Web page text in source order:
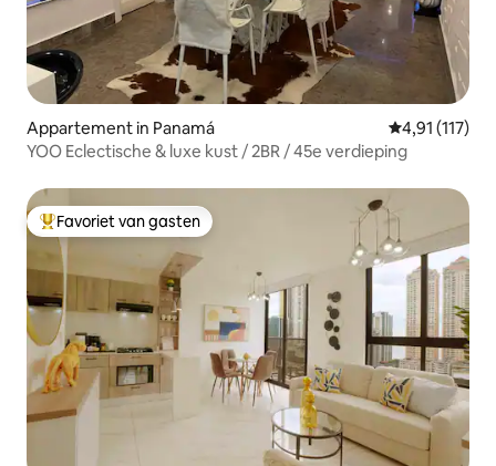
Appartement in Panamá Gemiddelde
4,91 (117)
YOO Eclectische & luxe kust / 2BR / 45e verdieping
Topfavoriet van gasten
Favoriet van gasten